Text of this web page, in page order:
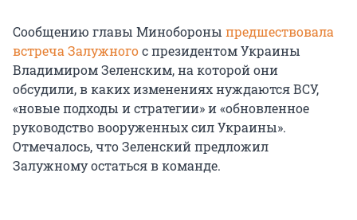
Сообщению главы Минобороны предшествовала
встреча Залужногос президентом Украины
Владимиром Зеленским, на которой они
обсудили, в каких изменениях нуждаются ВСУ,
«новые подходы и стратегии» и «обновленное
руководство вооруженных сил Украины».
Отмечалось, что Зеленский предложил
Залужному остаться в команде.